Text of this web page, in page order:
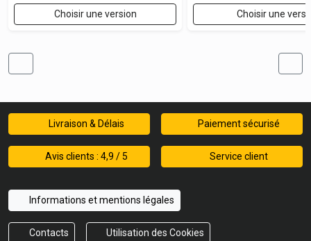
Choisir une version Choisir une
Livraison & Délais Paiement sécurisé
Avis clients : 4,9 / 5 Service client
Informations et mentions légales
Contacts Utilisation des Cookies